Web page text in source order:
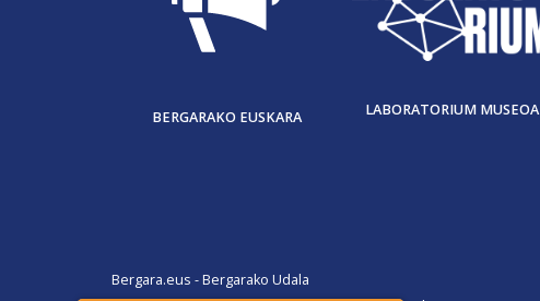
BERGARAKO EUSKARA LABORATORIUM MUSEOA
Bergara.eus - Bergarako Udala